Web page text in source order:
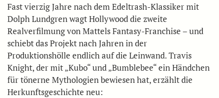
Fast vierzig Jahre nach dem Edeltrash-Klassiker mit
Dolph Lundgren wagt Hollywood die zweite
Realverfilmung von Mattels Fantasy-Franchise – und
schiebt das Projekt nach Jahren in der
Produktionshölle endlich auf die Leinwand. Travis
Knight, der mit „Kubo“ und „Bumblebee“ ein Händchen
für tönerne Mythologien bewiesen hat, erzählt die
Herkunftsgeschichte neu: